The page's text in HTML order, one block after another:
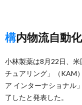
構内物流自
小林製薬は8月22日、
チュアリング」（KAM
ア インターナショナル
了したと発表した。